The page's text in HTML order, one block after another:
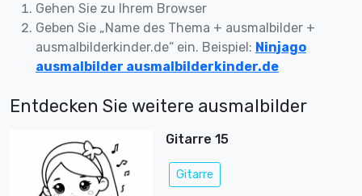
Gehen Sie zu Ihrem Browser
Geben Sie „Name des Thema + ausmalbilder +
ausmalbilderkinder.de“ ein. Beispiel: Ninjago
ausmalbilder ausmalbilderkinder.de
Entdecken Sie weitere ausmalbilder
Gitarre 15
Gitarre